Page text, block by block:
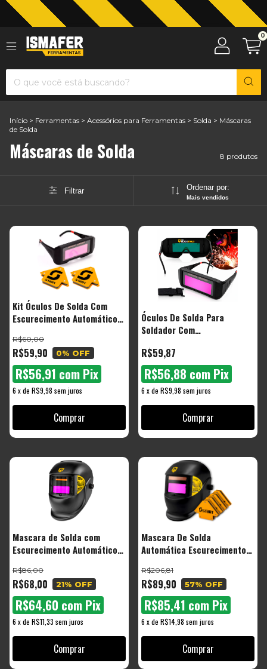
Jardinagem com The Black Tools
0
Início > Ferramentas > Acessórios para Ferramentas > Solda > Máscaras
de Solda
Máscaras de Solda 8 produtos
Filtrar Ordenar por:
Mais vendidos
Kit Óculos De Solda Com
Escurecimento Automático
R$59,90
R$60,00
0% OFF
6 xde R$9,98 sem juros
R$56,91 com Pix
Óculos De Solda Para
Soldador Com
Cor Preto Liso - The Black
Tools
R$59,87
6 xde R$9,98 sem juros
R$56,88 com Pix
Mascara de Solda com
Escurecimento Automático
BTM1000 - The Black Tools
R$68,00
R$86,00
21% OFF
6 xde R$11,33 sem juros
R$64,60 com Pix
Mascara De Solda
Automática Escurecimento
R$89,90
R$206,81
57% OFF
6 xde R$14,98 sem juros
R$85,41 com Pix